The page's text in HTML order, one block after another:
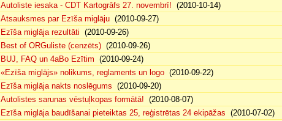
Autoliste iesaka - CDT Kartogrāfs 27. novembrī! (2010-10-14)
Atsauksmes par Ezīša miglāju (2010-09-27)
Ezīša miglāja rezultāti (2010-09-26)
Best of ORGuliste (cenzēts) (2010-09-26)
BUJ, FAQ un 4aBo Ezītim (2010-09-24)
«Ezīša miglājs» nolikums, reglaments un logo (2010-09-22)
Ezīša miglāja nakts noslēgums (2010-09-20)
Autolistes sarunas vēstuļkopas formātā! (2010-08-07)
Ezīša miglāja baudīšanai pieteiktas 25, reģistrētas 24 ekipāžas (2010-07-02)